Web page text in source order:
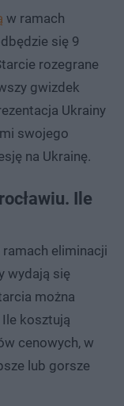
w ramach
się 9
rozegrane
gwizdek
Ukrainy
swojego
na Ukrainę.
Ile
ramach eliminacji
wydają się
można
kosztują
cenowych, w
lub gorsze